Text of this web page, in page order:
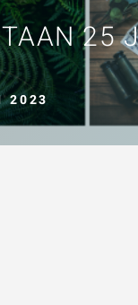
ZOEKEN
25
2023